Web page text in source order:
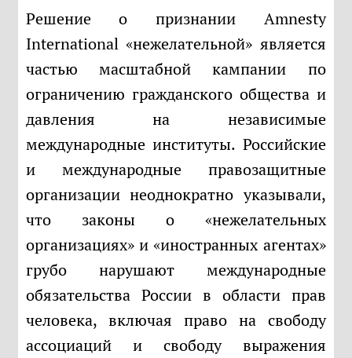
Решение о признании Amnesty
International «нежелательной» является
частью масштабной кампании по
ограничению гражданского общества и
давления на независимые
международные институты. Российские
и международные правозащитные
организации неоднократно указывали,
что законы о «нежелательных
организациях» и «иностранных агентах»
грубо нарушают международные
обязательства России в области прав
человека, включая право на свободу
ассоциаций и свободу выражения